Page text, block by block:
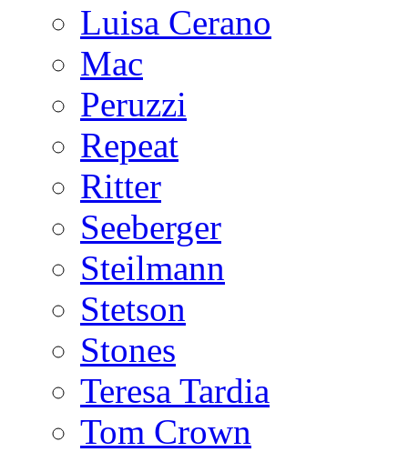
Luisa Cerano
Mac
Peruzzi
Repeat
Ritter
Seeberger
Steilmann
Stetson
Stones
Teresa Tardia
Tom Crown